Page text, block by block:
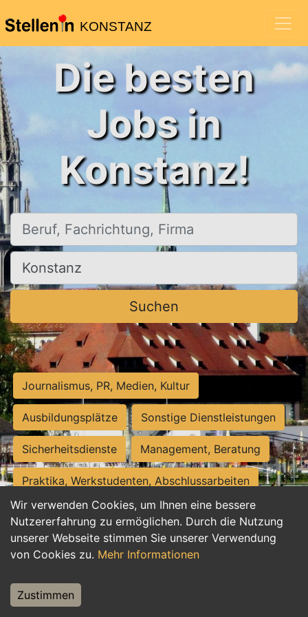
KONSTANZ
Wir verwenden Cookies, um Ihnen eine bessere
Nutzererfahrung zu ermöglichen. Durch die Nutzung
unserer Webseite stimmen Sie unserer Verwendung
von Cookies zu. Mehr Informationen
Zustimmen
Die besten
Jobs in
Konstanz!
Beruf, Fachrichtung, Firma
Ort, Stadt
Suchen
Journalismus, PR, Medien, Kultur
Ausbildungsplätze Sonstige Dienstleistungen
Sicherheitsdienste Management, Beratung
Praktika, Werkstudenten, Abschlussarbeiten
Personalwesen Assistenz, Sekretariat
Hilfskräfte, Aushilfs- und Nebenjobs
Weiterbildung, Studium, duale Ausbildung